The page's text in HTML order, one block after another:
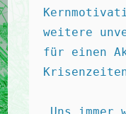
weitere
für einen